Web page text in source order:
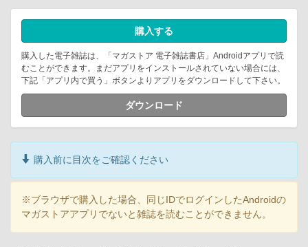
購入する
購入した電子雑誌は、「マガストア 電子雑誌書店」Androidアプリで読
むことができます。まだアプリをインストールされていない場合には、
下記「アプリ内で買う」ボタンよりアプリをダウンロードして下さい。
ダウンロード
購入前に目次をご確認ください
※ブラウザで購入した場合、同じIDでログインしたAndroidの
マガストアアプリでないと雑誌を読むことができません。